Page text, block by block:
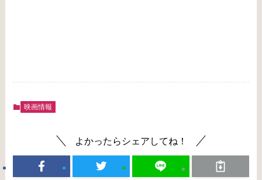
映画情報
よかったらシェアしてね！